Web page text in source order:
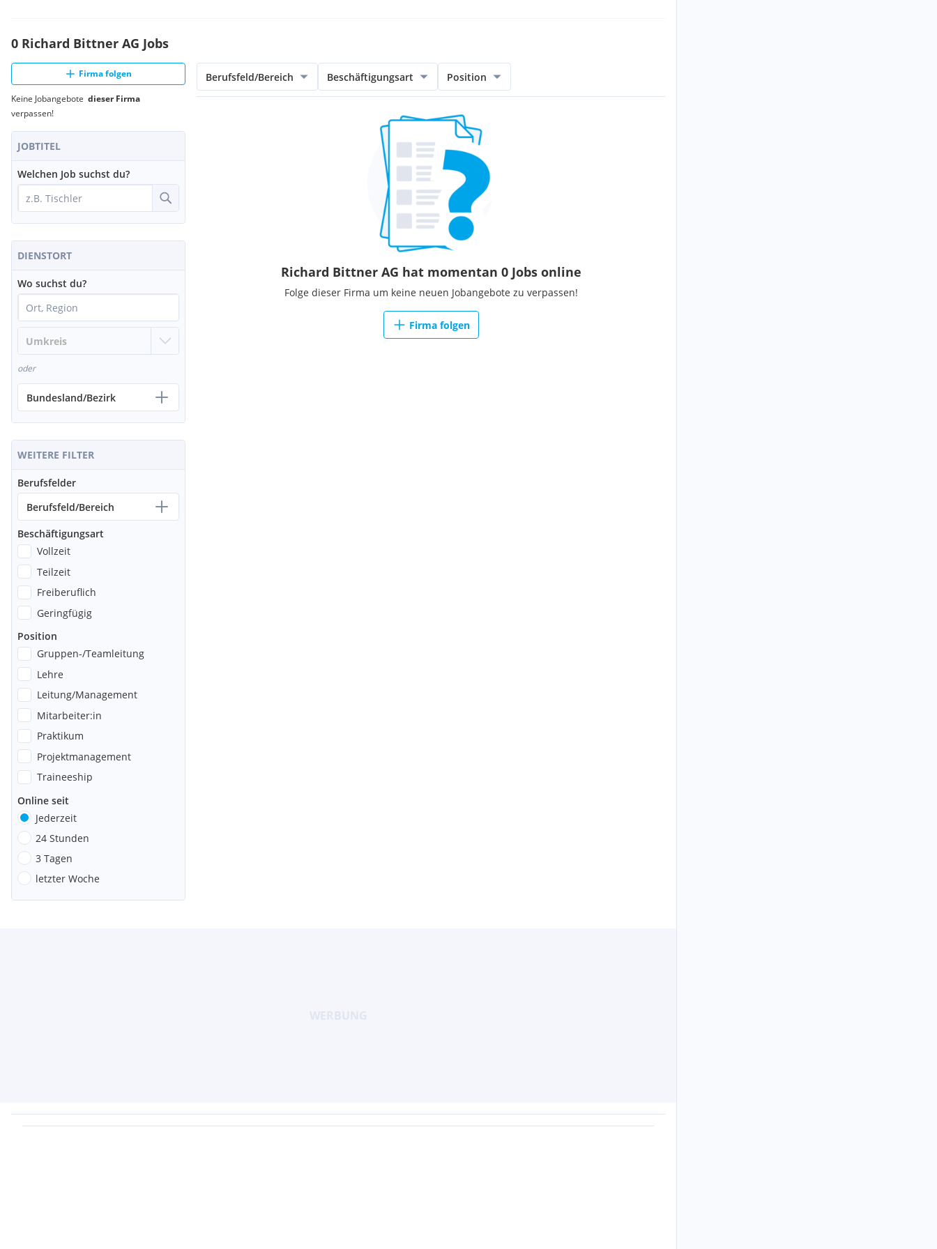
0 Richard Bittner AG Jobs
Firma folgen
Keine Jobangebote dieser Firma
verpassen!
JOBTITEL
Welchen Job suchst du?
DIENSTORT
Wo suchst du?
oder
Bundesland/Bezirk
WEITERE FILTER
Berufsfelder
Berufsfeld/Bereich
Beschäftigungsart
Vollzeit
Teilzeit
Freiberuflich
Geringfügig
Position
Gruppen-/Teamleitung
Lehre
Leitung/Management
Mitarbeiter:in
Praktikum
Projektmanagement
Traineeship
Online seit
Jederzeit
24 Stunden
3 Tagen
letzter Woche
Berufsfeld/Bereich Beschäftigungsart Position
Richard Bittner AG hat momentan 0 Jobs online
Folge dieser Firma um keine neuen Jobangebote zu verpassen!
Firma folgen